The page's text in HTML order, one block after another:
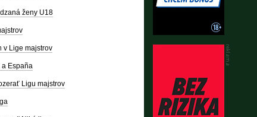
ženy U18
v Lige majstrov
a España
Ligu majstrov